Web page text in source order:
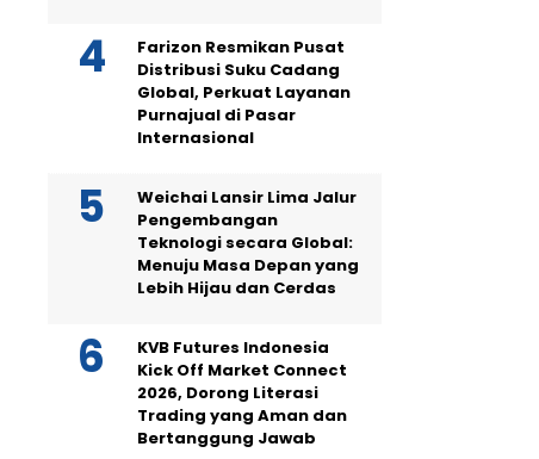
Farizon Resmikan Pusat
Distribusi Suku Cadang
Global, Perkuat Layanan
Purnajual di Pasar
Internasional
Weichai Lansir Lima Jalur
Pengembangan
Teknologi secara Global:
Menuju Masa Depan yang
Lebih Hijau dan Cerdas
KVB Futures Indonesia
Kick Off Market Connect
2026, Dorong Literasi
Trading yang Aman dan
Bertanggung Jawab